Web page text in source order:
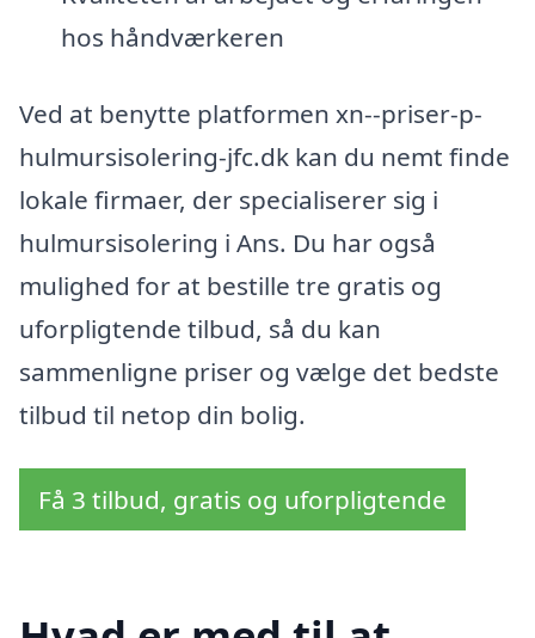
hos håndværkeren
Ved at benytte platformen xn--priser-p-
hulmursisolering-jfc.dk kan du nemt finde
lokale firmaer, der specialiserer sig i
hulmursisolering i Ans. Du har også
mulighed for at bestille tre gratis og
uforpligtende tilbud, så du kan
sammenligne priser og vælge det bedste
tilbud til netop din bolig.
Få 3 tilbud, gratis og uforpligtende